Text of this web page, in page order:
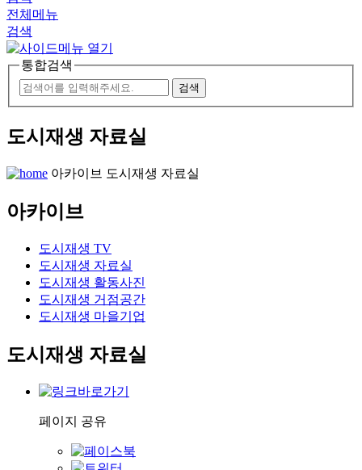
전체메뉴
검색
통합검색
도시재생 자료실
아카이브 도시재생 자료실
아카이브
도시재생 TV
도시재생 자료실
도시재생 활동사진
도시재생 거점공간
도시재생 마을기업
도시재생 자료실
페이지 공유